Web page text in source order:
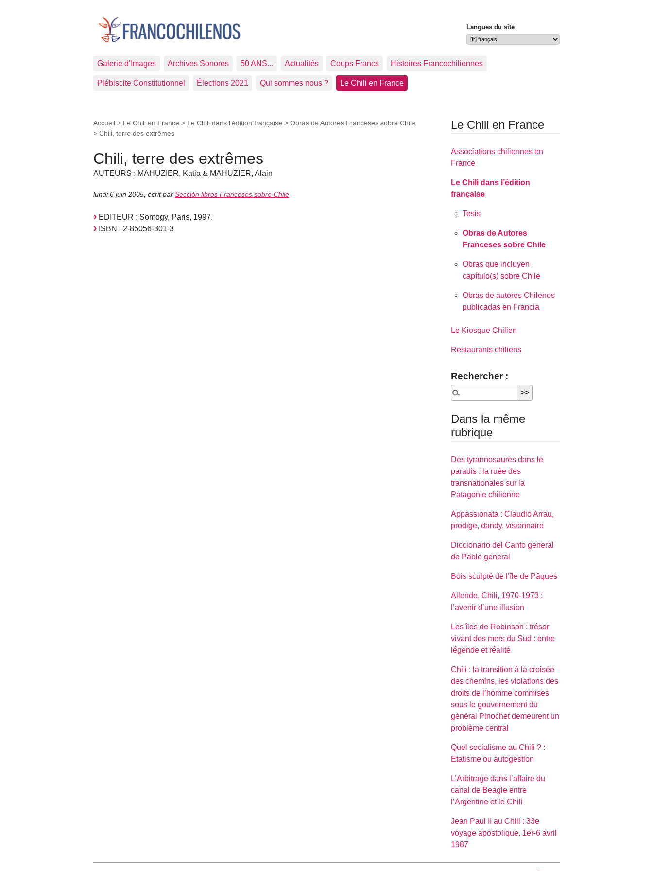
Langues du site
Galerie d’Images Archives Sonores 50 ANS... Actualités Coups Francs Histoires Francochiliennes
Plébiscite Constitutionnel Élections 2021 Qui sommes nous ? Le Chili en France
Accueil > Le Chili en France > Le Chili dans l’édition française > Obras de Autores Franceses sobre Chile
> Chili, terre des extrêmes
Chili, terre des extrêmes
AUTEURS : MAHUZIER, Katia & MAHUZIER, Alain
lundi 6 juin 2005 écrit par Sección libros Franceses sobre Chile
EDITEUR : Somogy, Paris, 1997.
ISBN : 2-85056-301-3
Le Chili en France
Associations chiliennes en
France
Le Chili dans l’édition
française
Tesis
Obras de Autores
Franceses sobre Chile
Obras que incluyen
capítulo(s) sobre Chile
Obras de autores Chilenos
publicadas en Francia
Le Kiosque Chilien
Restaurants chiliens
Rechercher :
Dans la même
rubrique
Des tyrannosaures dans le
paradis : la ruée des
transnationales sur la
Patagonie chilienne
Appassionata : Claudio Arrau,
prodige, dandy, visionnaire
Diccionario del Canto general
de Pablo general
Bois sculpté de l’île de Pâques
Allende, Chili, 1970-1973 :
l’avenir d’une illusion
Les îles de Robinson : trésor
vivant des mers du Sud : entre
légende et réalité
Chili : la transition à la croisée
des chemins, les violations des
droits de l’homme commises
sous le gouvernement du
général Pinochet demeurent un
problème central
Quel socialisme au Chili ? :
Etatisme ou autogestion
L’Arbitrage dans l’affaire du
canal de Beagle entre
l’Argentine et le Chili
Jean Paul II au Chili : 33e
voyage apostolique, 1er-6 avril
1987